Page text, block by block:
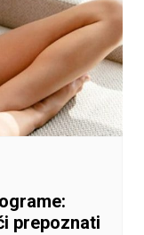
prepoznati